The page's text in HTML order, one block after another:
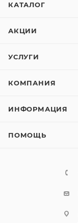
КАТАЛОГ
АКЦИИ
УСЛУГИ
КОМПАНИЯ
ИНФОРМАЦИЯ
ПОМОЩЬ